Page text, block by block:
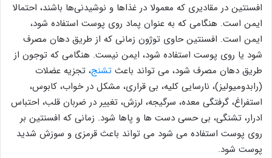
افسنتین در مقادیری که معمولا در غذاها و نوشیدنی‌ها باشند، احتمالا
ایمن است. هنگامی که به عنوان پماد روی پوست استفاده شود،
ایمن است. افسنتین حاوی توژون زمانی که از طریق دهان مصرف
شود یا روی پوست استفاده شود، ایمن نیست. هنگامی که توجون از
طریق دهان مصرف شود، می تواند باعث تشنج، تجزیه عضلات
(رابدومیولیز)، نارسایی کلیه، بی قراری، مشکل در خواب، کابوس،
استفراغ، گرفتگی معده، سرگیجه، لرزش، تغییر در ضربان قلب، احتباس
ادرار، تشنگی، بی حسی دست ها و پاها شود. زمانی که افسنتین بر
روی پوست استفاده می شود می تواند باعث قرمزی و سوزش شدید
پوست شود.